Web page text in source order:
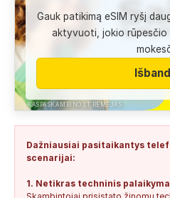
Anonimas:
Labai gera
del teises mokslu
SAUGUS +37060763626 2026-08-04
Anonimas: Paskambino
susipažint. Skamba kaip
Jonas: Vivus.lt
KASPASKAMBINO.LT RĖMĖJAS
Gauk patikimą eSIM ryšį
aktyvuoti, jokio rūpesčio
Dažniausiai pasitaikantys
scenarijai:
1. Netikras techninis